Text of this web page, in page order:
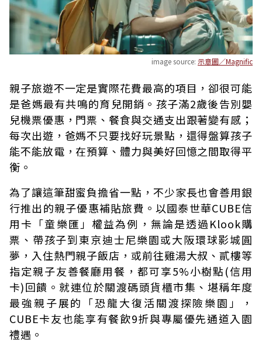
image source: 示意圖／Magnific
親子旅遊不一定是實際花費最高的項目，卻很可能
是爸媽最有共鳴的育兒開銷。孩子滿2歲後告別嬰
兒機票優惠，門票、餐食與交通支出跟著變有感；
每次出遊，爸媽不只要找好玩景點，還得盤算孩子
能不能放電，在預算、體力與美好回憶之間取得平
衡。
為了讓這筆甜蜜負擔省一點，不少家長也會善用銀
行推出的親子優惠補貼旅費。以國泰世華CUBE信
用卡「童樂匯」權益為例，無論是透過Klook購
票、帶孩子到東京迪士尼樂園或大阪環球影城圓
夢，入住熱門親子飯店，或前往雞湯大叔、貳樓等
指定親子友善餐廳用餐，都可享5%小樹點(信用
卡)回饋。就連位於關渡碼頭貨櫃市集、堪稱年度
最強親子展的 「恐龍大復活關渡探險樂園」，
CUBE卡友也能享有餐飲9折與專屬優先通道入園
禮遇。